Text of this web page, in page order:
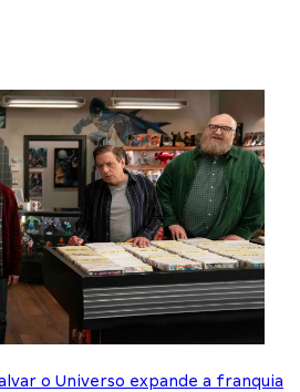
o Universo expande a franquia